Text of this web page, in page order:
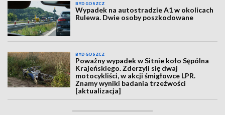
BYDGOSZCZ
Wypadek na autostradzie A1 w okolicach
Rulewa. Dwie osoby poszkodowane
BYDGOSZCZ
Poważny wypadek w Sitnie koło Sępólna
Krajeńskiego. Zderzyli się dwaj
motocykliści, w akcji śmigłowce LPR.
Znamy wyniki badania trzeźwości
[aktualizacja]